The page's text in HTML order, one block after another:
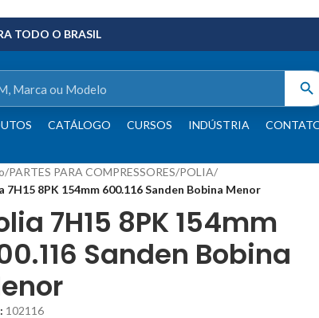
TODO O BRASIL
CATÁLOGO CURSOS INDÚSTRIA
/PARTES PARA COMPRESSORES/POLIA/
7H15 8PK 154mm 600.116 Sanden Bobina Menor
7H15 8PK 154mm
Sanden Bobina
102116